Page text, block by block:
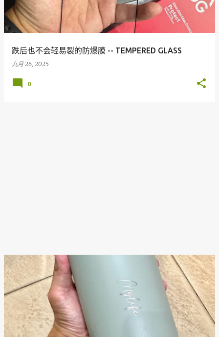
跌后也不会轻易裂的防爆膜 -- TEMPERED GLASS
九月 26, 2025
0